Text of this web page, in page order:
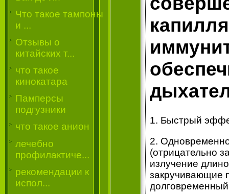
Что такое тампоны
и ...
Отзывы о
китайских т...
что такое
кинокатара
Памперсы
подгузники
что такое анион
лечебно
профилактиче...
рекомендации к
испол...
1. Быстрый
2.
(отрицательно
излучение
закручивающие